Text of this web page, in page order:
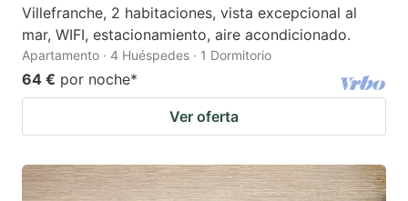
Villefranche, 2 habitaciones, vista excepcional al
mar, WIFI, estacionamiento, aire acondicionado.
Apartamento · 4 Huéspedes · 1 Dormitorio
64 € por noche*
Ver oferta